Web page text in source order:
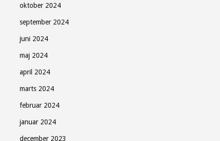
oktober 2024
september 2024
juni 2024
maj 2024
april 2024
marts 2024
februar 2024
januar 2024
december 2023